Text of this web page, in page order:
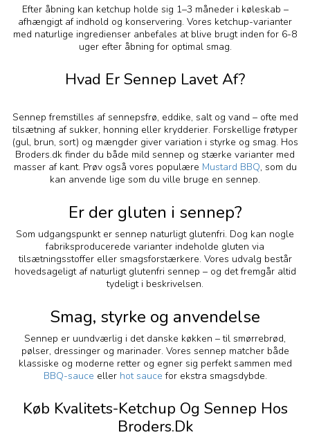
Efter åbning kan ketchup holde sig 1–3 måneder i køleskab –
afhængigt af indhold og konservering. Vores ketchup-varianter
med naturlige ingredienser anbefales at blive brugt inden for 6-8
uger efter åbning for optimal smag.
Hvad Er Sennep Lavet Af?
Sennep fremstilles af sennepsfrø, eddike, salt og vand – ofte med
tilsætning af sukker, honning eller krydderier. Forskellige frøtyper
(gul, brun, sort) og mængder giver variation i styrke og smag. Hos
Broders.dk finder du både mild sennep og stærke varianter med
masser af kant. Prøv også vores populære Mustard BBQ, som du
kan anvende lige som du ville bruge en sennep.
Er der gluten i sennep?
Som udgangspunkt er sennep naturligt glutenfri. Dog kan nogle
fabriksproducerede varianter indeholde gluten via
tilsætningsstoffer eller smagsforstærkere. Vores udvalg består
hovedsageligt af naturligt glutenfri sennep – og det fremgår altid
tydeligt i beskrivelsen.
Smag, styrke og anvendelse
Sennep er uundværlig i det danske køkken – til smørrebrød,
pølser, dressinger og marinader. Vores sennep matcher både
klassiske og moderne retter og egner sig perfekt sammen med
BBQ-sauce eller hot sauce for ekstra smagsdybde.
Køb Kvalitets-Ketchup Og Sennep Hos
Broders.dk